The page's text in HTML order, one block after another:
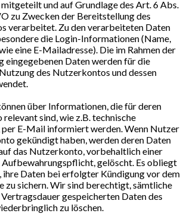
und auf Grundlage des Art. 6 Abs.
zu Zwecken der Bereitstellung des
verarbeitet. Zu den verarbeiteten Daten
die Login-Informationen (Name,
eine E-Mailadresse). Die im Rahmen der
eingegebenen Daten werden für die
des Nutzerkontos und dessen
über Informationen, die für deren
sind, wie z.B. technische
per E-Mail informiert werden. Wenn Nutzer
gekündigt haben, werden deren Daten
das Nutzerkonto, vorbehaltlich einer
gelöscht. Es obliegt
ihre Daten bei erfolgter Kündigung vor dem
zu sichern. Wir sind berechtigt, sämtliche
gespeicherten Daten des
zu löschen.